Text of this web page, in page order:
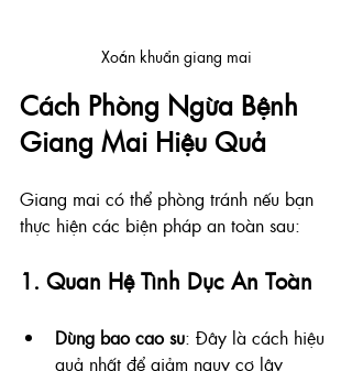
Xoắn khuẩn giang mai
Cách Phòng Ngừa Bệnh
Giang Mai Hiệu Quả
Giang mai có thể phòng tránh nếu bạn
thực hiện các biện pháp an toàn sau:
1. Quan Hệ Tình Dục An Toàn
Dùng bao cao su: Đây là cách hiệu
quả nhất để giảm nguy cơ lây